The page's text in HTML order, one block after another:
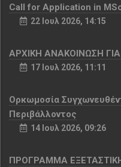
Call for Application in
22 Ιουλ 2026, 14:15
ΑΡΧΙΚΗ ΑΝΑΚΟΙΝΩΣΗ
17 Ιουλ 2026, 11:11
Ορκωμοσία
Περιβάλλοντος
14 Ιουλ 2026, 09:26
ΠΡΟΓΡΑΜΜΑ